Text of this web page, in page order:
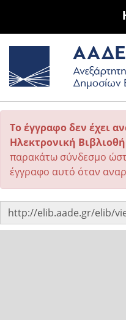
Το έγγραφο δεν έχει
Ηλεκτρονική
παρακάτω σύνδεσμο
έγγραφο αυτό όταν